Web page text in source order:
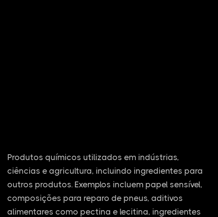
Produtos químicos utilizados em indústrias,
ciências e agricultura, incluindo ingredientes para
outros produtos. Exemplos incluem papel sensível,
composições para reparo de pneus, aditivos
alimentares como pectina e lecitina, ingredientes